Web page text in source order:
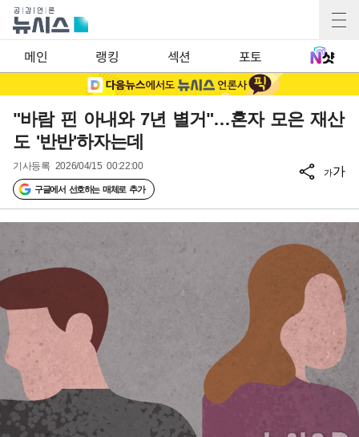
메인 랭킹 섹션 포토
"바람 핀 아내와 7년 별거"…혼자 모은 재산
도 '반반'하자는데
기사등록 2026/04/15 00:22:00
구글에서 선호하는 매체로 추가
가가